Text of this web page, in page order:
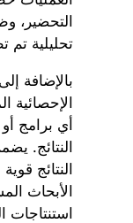
التحضير،
تحليلية تم
بالإضافة
الإحصائية
أي برامج
النتائج.
النتائج
الأبحاث
استنتاجات